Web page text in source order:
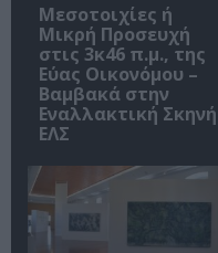
Μεσοτοιχίες ή
Μικρή Προσευχή
στις 3κ46 π.μ., της
Εύας Οικονόμου –
Βαμβακά στην
Εναλλακτική Σκηνή
ΕΛΣ